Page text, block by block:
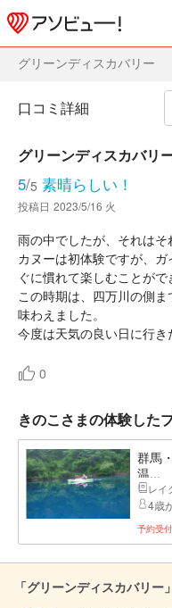
グリーンディスカバリー
口コミ詳細
グリーンディスカバリ
5/5 素晴らしい！
投稿日 2023/5/16 火
雨の中でしたが、それはそ
カヌーは初体験ですが、
ぐに慣れて楽しむことがで
この時期は、四万川の側
味わえました。
今度は天気の良い日に行き
0
きのこさまの体験した
群馬
温...
レイ
4歳
予約受
「グリーンディスカバリー